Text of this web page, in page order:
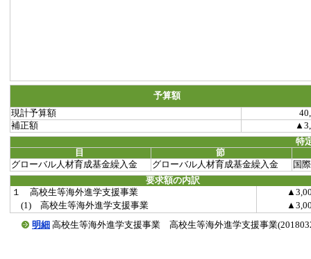
予算額
現計予算額
補正額
特
目
節
グローバル人材育成基金繰入金
グローバル人材育成基金繰入金
国
要求額の内訳
１ 高校生等海外進学支援事業
(1) 高校生等海外進学支援事業
明細 高校生等海外進学支援事業 高校生等海外進学支援事業